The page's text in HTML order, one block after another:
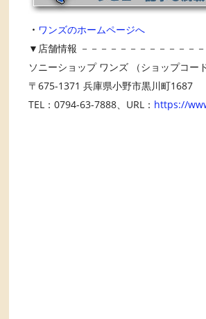
・ ワンズのホームページへ
▼店舗情報 －－－－－－－－－－－－
ソニーショップ ワンズ （ショップコー
〒675-1371 兵庫県小野市黒川町1687
TEL：0794-63-7888、URL： https://